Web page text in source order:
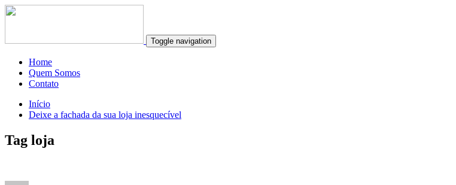
Toggle navigation
Home
Quem Somos
Contato
Início
Deixe a fachada da sua loja inesquecível
Tag loja